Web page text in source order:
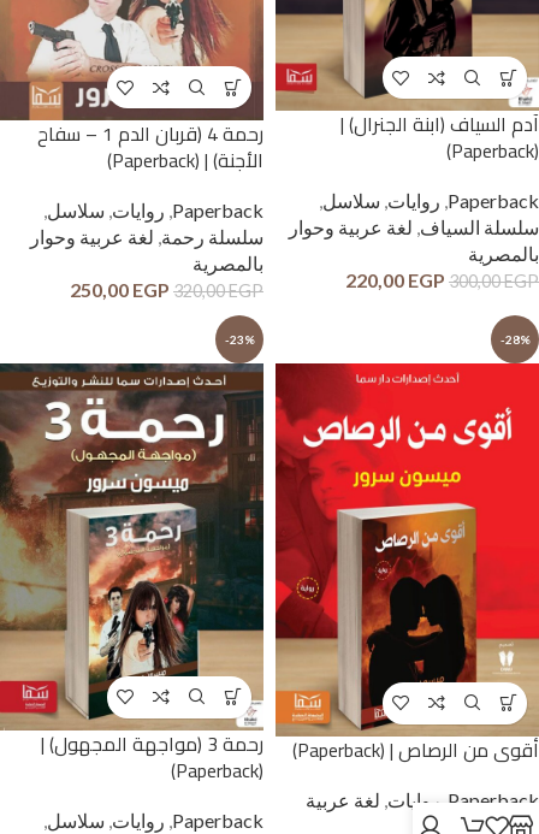
آدم السياف (ابنة الجنرال) |
(Paperback)
Paperback
, روايات, سلاسل,
سلسلة السياف, لغة عربية وحوار
بالمصرية
300,00EGP
220,00 EGP
رحمة 4 (قربان الدم 1 – سفاح
الأجنة) | (Paperback)
Paperback
, روايات, سلاسل,
سلسلة رحمة, لغة عربية وحوار
بالمصرية
320,00EGP
250,00 EGP
-28%
أقوى من الرصاص | (Paperback)
Paperback روايات, لغة عربية
وحوار بالمصرية
-23%
رحمة 3 (مواجهة المجهول) |
(Paperback)
Paperback روايات سلاسل